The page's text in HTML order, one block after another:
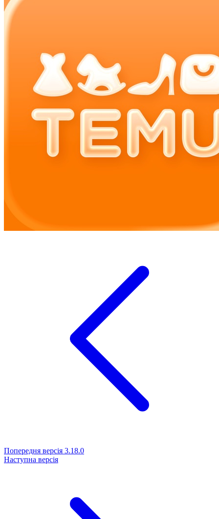
Попередня версія 3.18.0
Наступна версія